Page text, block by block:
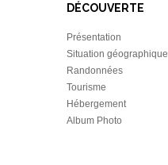
DÉCOUVERTE
Présentation
Situation géographique
Randonnées
Tourisme
Hébergement
Album Photo